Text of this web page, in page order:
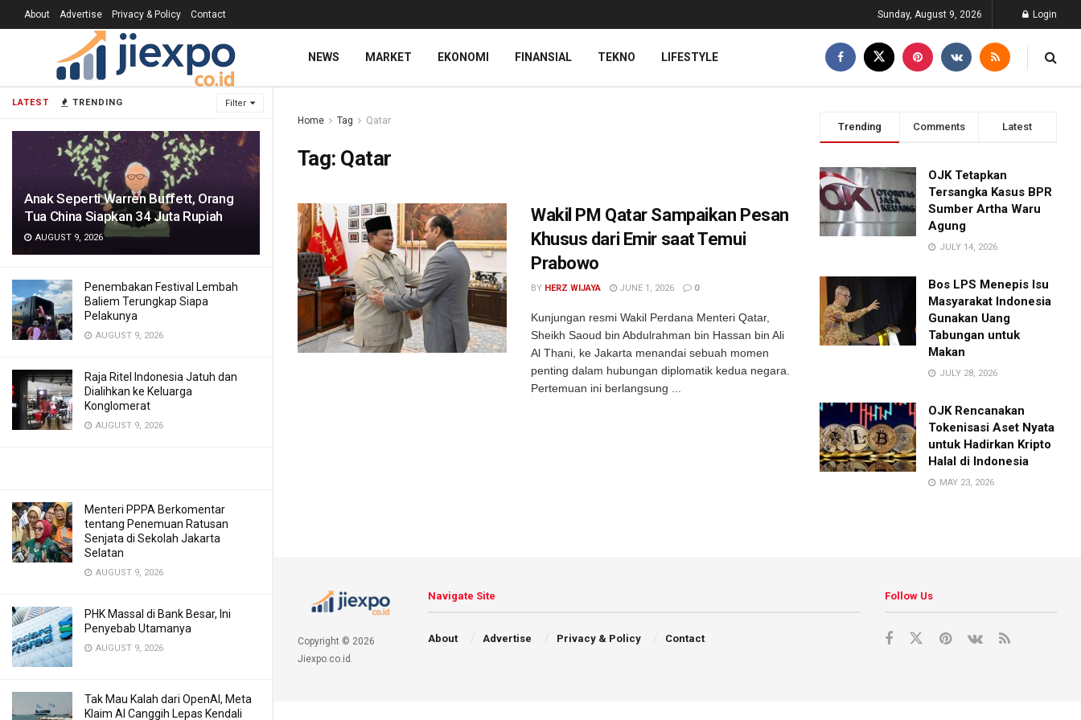
LATEST TRENDING Filter
Anak Seperti Warren Buffett, Orang
Tua China Siapkan 34 Juta Rupiah
AUGUST 9, 2026
Penembakan Festival Lembah
Baliem Terungkap Siapa
Pelakunya
AUGUST 9, 2026
Raja Ritel Indonesia Jatuh dan
Dialihkan ke Keluarga
Konglomerat
AUGUST 9, 2026
Menteri PPPA Berkomentar
tentang Penemuan Ratusan
Senjata di Sekolah Jakarta
Selatan
AUGUST 9, 2026
PHK Massal di Bank Besar, Ini
Penyebab Utamanya
AUGUST 9, 2026
Tak Mau Kalah dari OpenAI, Meta
Klaim AI Canggih Lepas Kendali
About Advertise Privacy & Policy Contact Sunday, August 9, 2026 Login
NEWS MARKET EKONOMI FINANSIAL TEKNO LIFESTYLE
Home Tag Qatar
Tag: Qatar
Wakil PM Qatar Sampaikan Pesan
Khusus dari Emir saat Temui
Prabowo
BY HERZ WIJAYA JUNE 1, 2026 0
Kunjungan resmi Wakil Perdana Menteri Qatar,
Sheikh Saoud bin Abdulrahman bin Hassan bin Ali
Al Thani, ke Jakarta menandai sebuah momen
penting dalam hubungan diplomatik kedua negara.
Pertemuan ini berlangsung ...
Trending Comments Latest
OJK Tetapkan
Tersangka Kasus BPR
Sumber Artha Waru
Agung
JULY 14, 2026
Bos LPS Menepis Isu
Masyarakat Indonesia
Gunakan Uang
Tabungan untuk
Makan
JULY 28, 2026
OJK Rencanakan
Tokenisasi Aset Nyata
untuk Hadirkan Kripto
Halal di Indonesia
MAY 23, 2026
Copyright © 2026
Jiexpo.co.id.
Navigate Site
About Advertise Privacy & Policy Contact
Follow Us